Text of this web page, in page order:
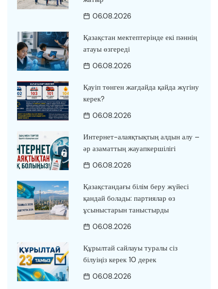
06.08.2026
Қазақстан мектептерінде екі пәннің
атауы өзгереді
06.08.2026
Қауіп төнген жағдайда қайда жүгіну
керек?
06.08.2026
Интернет-алаяқтықтың алдын алу –
әр азаматтың жауапкершілігі
06.08.2026
Қазақстандағы білім беру жүйесі
қандай болады: партиялар өз
ұсыныстарын таныстырды
06.08.2026
Құрылтай сайлауы туралы сіз
білуіңіз керек 10 дерек
06.08.2026